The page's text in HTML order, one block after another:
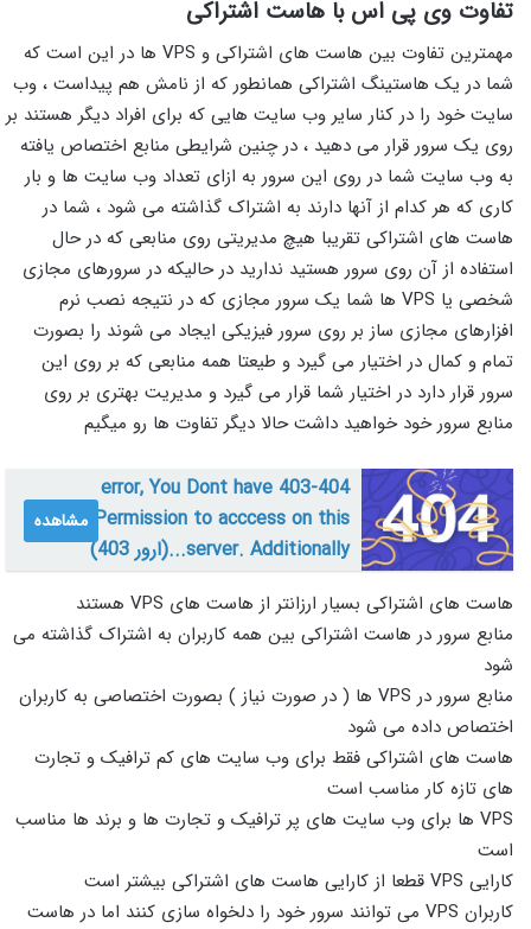
تفاوت وی پی اس با هاست اشتراکی
مهمترین تفاوت بین هاست های اشتراکی و VPS ها در این است که
شما در یک هاستینگ اشتراکی همانطور که از نامش هم پیداست ، وب
سایت خود را در کنار سایر وب سایت هایی که برای افراد دیگر هستند بر
روی یک سرور قرار می دهید ، در چنین شرایطی منابع اختصاص یافته
به وب سایت شما در روی این سرور به ازای تعداد وب سایت ها و بار
کاری که هر کدام از آنها دارند به اشتراک گذاشته می شود ، شما در
هاست های اشتراکی تقریبا هیچ مدیریتی روی منابعی که در حال
استفاده از آن روی سرور هستید ندارید در حالیکه در سرورهای مجازی
شخصی یا VPS ها شما یک سرور مجازی که در نتیجه نصب نرم
افزارهای مجازی ساز بر روی سرور فیزیکی ایجاد می شوند را بصورت
تمام و کمال در اختیار می گیرد و طیعتا همه منابعی که بر روی این
سرور قرار دارد در اختیار شما قرار می گیرد و مدیریت بهتری بر روی
منابع سرور خود خواهید داشت حالا دیگر تفاوت ها رو میگیم
403-404 error, You Dont have
Permission to acccess on this
server. Additionally...(ارور 403)
مشاهده
هاست های اشتراکی بسیار ارزانتر از هاست های VPS هستند
منابع سرور در هاست اشتراکی بین همه کاربران به اشتراک گذاشته می
شود
منابع سرور در VPS ها ( در صورت نیاز ) بصورت اختصاصی به کاربران
اختصاص داده می شود
هاست های اشتراکی فقط برای وب سایت های کم ترافیک و تجارت
های تازه کار مناسب است
VPS ها برای وب سایت های پر ترافیک و تجارت ها و برند ها مناسب
است
کارایی VPS قطعا از کارایی هاست های اشتراکی بیشتر است
کاربران VPS می توانند سرور خود را دلخواه سازی کنند اما در هاست